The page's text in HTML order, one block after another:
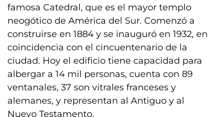
famosa Catedral, que es el mayor templo
neogótico de América del Sur. Comenzó a
construirse en 1884 y se inauguró en 1932, en
coincidencia con el cincuentenario de la
ciudad. Hoy el edificio tiene capacidad para
albergar a 14 mil personas, cuenta con 89
ventanales, 37 son vitrales franceses y
alemanes, y representan al Antiguo y al
Nuevo Testamento.